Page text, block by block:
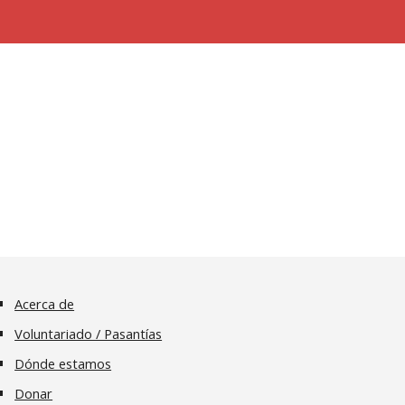
Acerca de
Voluntariado / Pasantías
Dónde estamos
Donar